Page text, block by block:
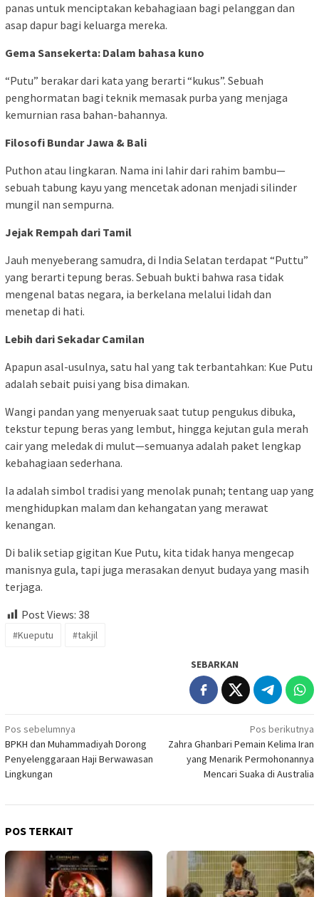
panas untuk menciptakan kebahagiaan bagi pelanggan dan
asap dapur bagi keluarga mereka.
Gema Sansekerta: Dalam bahasa kuno
“Putu” berakar dari kata yang berarti “kukus”. Sebuah
penghormatan bagi teknik memasak purba yang menjaga
kemurnian rasa bahan-bahannya.
Filosofi Bundar Jawa & Bali
Puthon atau lingkaran. Nama ini lahir dari rahim bambu—
sebuah tabung kayu yang mencetak adonan menjadi silinder
mungil nan sempurna.
Jejak Rempah dari Tamil
Jauh menyeberang samudra, di India Selatan terdapat “Puttu”
yang berarti tepung beras. Sebuah bukti bahwa rasa tidak
mengenal batas negara, ia berkelana melalui lidah dan
menetap di hati.
Lebih dari Sekadar Camilan
Apapun asal-usulnya, satu hal yang tak terbantahkan: Kue Putu
adalah sebait puisi yang bisa dimakan.
Wangi pandan yang menyeruak saat tutup pengukus dibuka,
tekstur tepung beras yang lembut, hingga kejutan gula merah
cair yang meledak di mulut—semuanya adalah paket lengkap
kebahagiaan sederhana.
Ia adalah simbol tradisi yang menolak punah; tentang uap yang
menghidupkan malam dan kehangatan yang merawat
kenangan.
Di balik setiap gigitan Kue Putu, kita tidak hanya mengecap
manisnya gula, tapi juga merasakan denyut budaya yang masih
terjaga.
Post Views: 38
#Kueputu #takjil
SEBARKAN
Navigasi
pos
Pos sebelumnya
BPKH dan Muhammadiyah Dorong
Penyelenggaraan Haji Berwawasan
Lingkungan
Pos berikutnya
Zahra Ghanbari Pemain Kelima Iran
yang Menarik Permohonannya
Mencari Suaka di Australia
POS TERKAIT